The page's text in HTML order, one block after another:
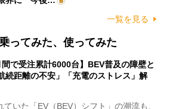
一覧を見る
ってみた、使ってみた
間で受注累計6000台】BEV普及の障壁と
続距離の不安」「充電のストレス」解
いた「EV（BEV）シフト」の潮流も、